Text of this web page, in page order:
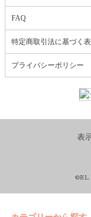
FAQ
特定商取引法に基づく
プライバシーポリシー
表
©EL